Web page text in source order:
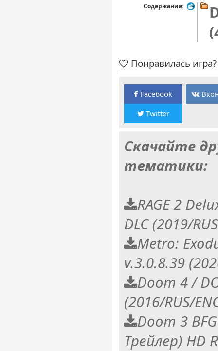
Содержание:
Понравилась
Facebook
Twitter
Скачайте
тематики:
RAGE 2
DLC (2019/
Metro:
v.3.0.8.39
Doom 4 /
(2016/RUS/
Doom 3
Трейлер) HD